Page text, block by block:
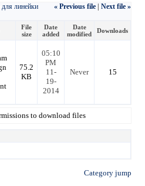
« Previous file | Next file »
линейки
File
size
Date
added
Date
modified
Downloads
75.2
KB
05:10
PM
11-
19-
2014
Never 15
to download files
Category jump